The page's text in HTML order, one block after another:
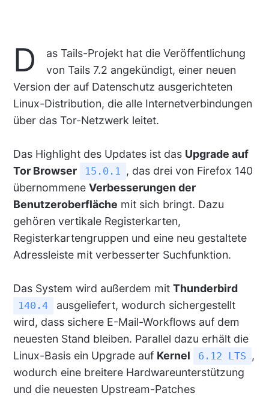
D
as Tails-Projekt hat die Veröffentlichung
von Tails 7.2 angekündigt, einer neuen
Version der auf Datenschutz ausgerichteten
Linux-Distribution, die alle Internetverbindungen
über das Tor-Netzwerk leitet.
Das Highlight des Updates ist das Upgrade auf
Tor Browser
15.0.1 , das drei von Firefox 140
übernommene Verbesserungen der
Benutzeroberfläche mit sich bringt. Dazu
gehören vertikale Registerkarten,
Registerkartengruppen und eine neu gestaltete
Adressleiste mit verbesserter Suchfunktion.
Das System wird außerdem mit Thunderbird
140.4
ausgeliefert, wodurch sichergestellt
wird, dass sichere E-Mail-Workflows auf dem
neuesten Stand bleiben. Parallel dazu erhält die
Linux-Basis ein Upgrade auf Kernel 6.12 LTS ,
wodurch eine breitere Hardwareunterstützung
und die neuesten Upstream-Patches